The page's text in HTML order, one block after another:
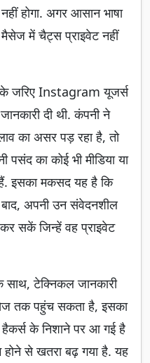
होगा. अगर आसान भाषा
में चैट्स प्राइवेट नहीं
के जरिए Instagram यूजर्स
दी थी. कंपनी ने
का असर पड़ रहा है, तो
का कोई भी मीडिया या
इसका मकसद यह है कि
अपनी उन संवेदनशील
सकें जिन्हें वह प्राइवेट
साथ, टेक्निकल जानकारी
तक पहुंच सकता है, इसका
के निशाने पर आ गई है
होने से खतरा बढ़ गया है. यह